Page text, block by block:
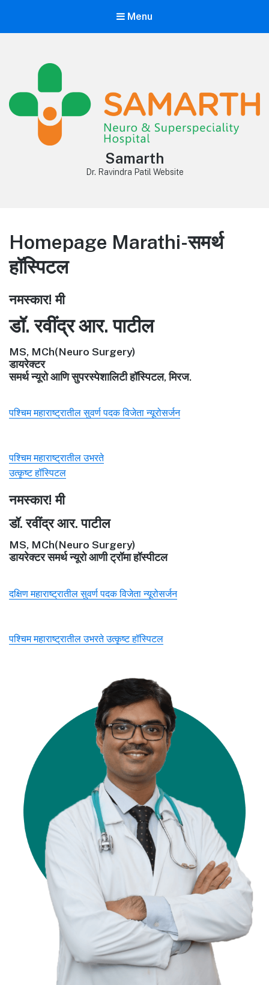
Menu
Samarth
Dr. Ravindra Patil Website
Homepage Marathi-समर्थ
हॉस्पिटल
नमस्कार! मी
डॉ. रवींद्र आर. पाटील
MS, MCh(Neuro Surgery)
डायरेक्टर
समर्थ न्यूरो आणि सुपरस्पेशालिटी हॉस्पिटल, मिरज.
पश्चिम महाराष्ट्रातील सुवर्ण पदक विजेता न्यूरोसर्जन
पश्चिम महाराष्ट्रातील उभरते
उत्कृष्ट हॉस्पिटल
नमस्कार! मी
डॉ. रवींद्र आर. पाटील
MS, MCh(Neuro Surgery)
डायरेक्टर समर्थ न्यूरो आणी ट्रॉमा हॉस्पीटल
दक्षिण महाराष्ट्रातील सुवर्ण पदक विजेता न्यूरोसर्जन
पश्चिम महाराष्ट्रातील उभरते उत्कृष्ट हॉस्पिटल